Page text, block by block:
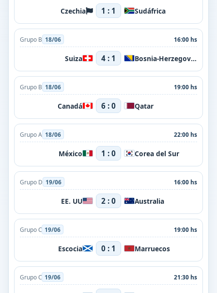
Czechia 1 : 1 Sudáfrica
Grupo B 18/06 16:00 hs
Suiza 4 : 1 Bosnia-Herzegovina
Grupo B 18/06 19:00 hs
Canadá 6 : 0 Qatar
Grupo A 18/06 22:00 hs
México 1 : 0 Corea del Sur
Grupo D 19/06 16:00 hs
EE. UU 2 : 0 Australia
Grupo C 19/06 19:00 hs
Escocia 0 : 1 Marruecos
Grupo C 19/06 21:30 hs